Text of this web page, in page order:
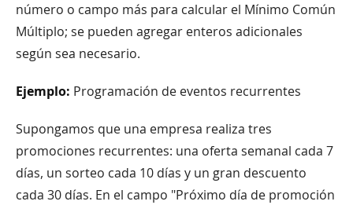
número o campo más para calcular el Mínimo Común
Múltiplo; se pueden agregar enteros adicionales
según sea necesario.
Ejemplo: Programación de eventos recurrentes
Supongamos que una empresa realiza tres
promociones recurrentes: una oferta semanal cada 7
días, un sorteo cada 10 días y un gran descuento
cada 30 días. En el campo "Próximo día de promoción